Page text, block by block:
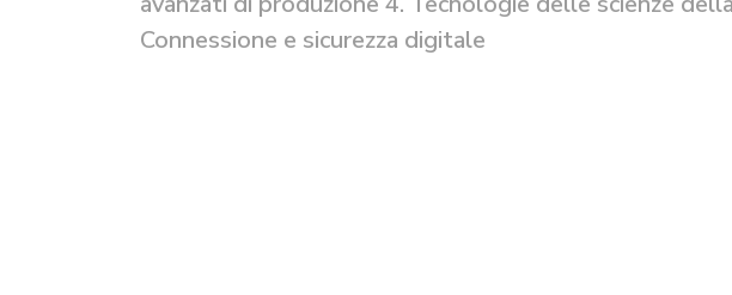
Connessione e sicurezza digitale